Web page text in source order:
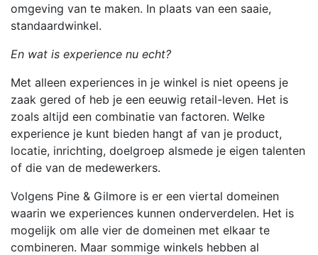
omgeving van te maken. In plaats van een saaie,
standaardwinkel.
En wat is experience nu echt?
Met alleen experiences in je winkel is niet opeens je
zaak gered of heb je een eeuwig retail-leven. Het is
zoals altijd een combinatie van factoren. Welke
experience je kunt bieden hangt af van je product,
locatie, inrichting, doelgroep alsmede je eigen talenten
of die van de medewerkers.
Volgens Pine & Gilmore is er een viertal domeinen
waarin we experiences kunnen onderverdelen. Het is
mogelijk om alle vier de domeinen met elkaar te
combineren. Maar sommige winkels hebben al